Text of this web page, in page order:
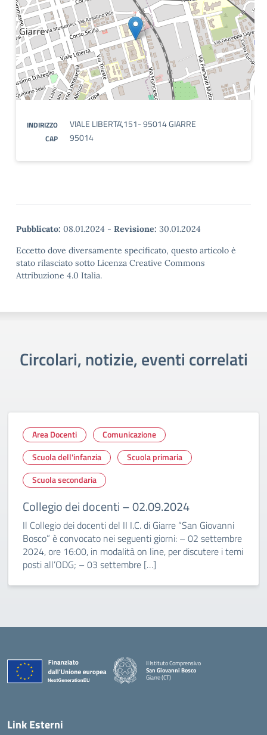
INDIRIZZO VIALE LIBERTA',151- 95014 GIARRE
CAP 95014
Pubblicato: 08.01.2024 - Revisione: 30.01.2024
Eccetto dove diversamente specificato, questo articolo è
stato rilasciato sotto Licenza Creative Commons
Attribuzione 4.0 Italia.
Circolari, notizie, eventi correlati
Area Docenti
Comunicazione
Scuola dell'infanzia
Scuola primaria
Scuola secondaria
Collegio dei docenti – 02.09.2024
Il Collegio dei docenti del II I.C. di Giarre “San Giovanni
Bosco” è convocato nei seguenti giorni: – 02 settembre
2024, ore 16:00, in modalità on line, per discutere i temi
posti all’ODG; – 03 settembre […]
II Istituto Comprensivo
San Giovanni Bosco
Giarre (CT)
Link Esterni